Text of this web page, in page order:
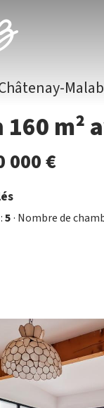
160 m²
000 €
5· Nombre de